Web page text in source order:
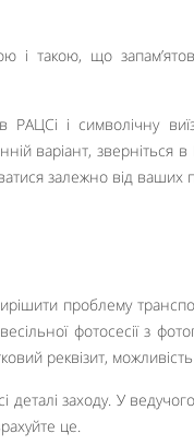
і такою, що
і символічну
варіант, зверніться
залежно від ваших
проблему
фотосесії з
реквізит,
заходу. У
це.